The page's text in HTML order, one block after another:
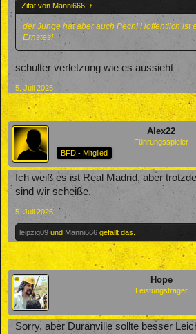
Zitat von Manni666: ↑
der Junge hat aber auch Pech! Hoffentlich ist
Ernstes!
schulter verletzung wie es aussieht
5. Juli 2025
Alex22
Führungsspieler
BFD - Mitglied
Ich weiß es ist Real Madrid, aber
sind wir scheiße.
5. Juli 2025
leipzig09 und Manni666 gefällt das.
Hope
Leistungsträger
Sorry, aber Duranville sollte besser